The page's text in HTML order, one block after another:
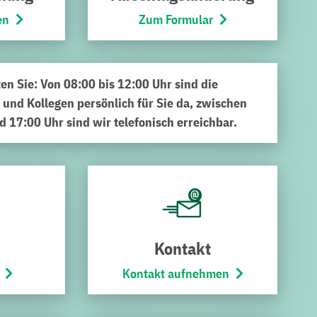
Stadt-Tor. Was vor sieben Jahren mit 50
kulturelle Leben rund um den Bruchsaler Bergfried.
im Kraichgau etabliert.
Live-Bands aus der Region und ganz Deutschland (s.u.)
Musikprogramm bringt Generationen zusammen
in den Bürgerpark ein. Bei Kinderschminken,
Die Älteren messen sich beim Fußball-Dart
Zum Formular
Sie: Von 08:00 bis 12:00 Uhr sind die
Kollegen persönlich für Sie da, zwischen
17:00 Uhr sind wir telefonisch erreichbar.
Kontakt
Kontakt aufnehmen